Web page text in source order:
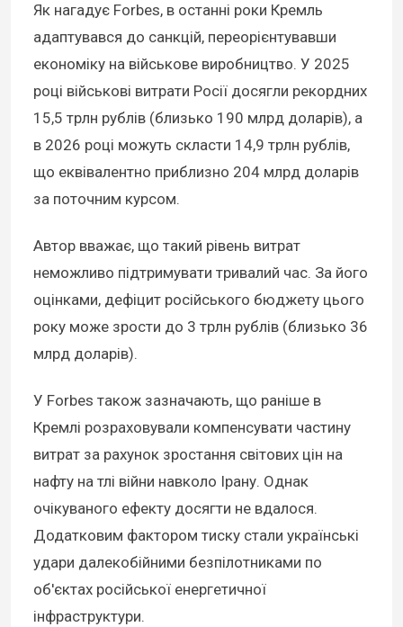
Як нагадує Forbes, в останні роки Кремль
адаптувався до санкцій, переорієнтувавши
економіку на військове виробництво. У 2025
році військові витрати Росії досягли рекордних
15,5 трлн рублів (близько 190 млрд доларів), а
в 2026 році можуть скласти 14,9 трлн рублів,
що еквівалентно приблизно 204 млрд доларів
за поточним курсом.
Автор вважає, що такий рівень витрат
неможливо підтримувати тривалий час. За його
оцінками, дефіцит російського бюджету цього
року може зрости до 3 трлн рублів (близько 36
млрд доларів).
У Forbes також зазначають, що раніше в
Кремлі розраховували компенсувати частину
витрат за рахунок зростання світових цін на
нафту на тлі війни навколо Ірану. Однак
очікуваного ефекту досягти не вдалося.
Додатковим фактором тиску стали українські
удари далекобійними безпілотниками по
об'єктах російської енергетичної
інфраструктури.